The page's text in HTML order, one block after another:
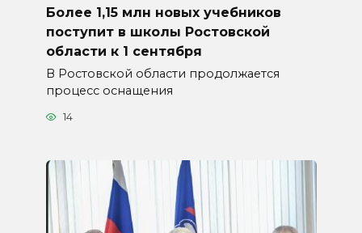
Более 1,15 млн новых учебников
поступит в школы Ростовской
области к 1 сентября
В Ростовской области продолжается
процесс оснащения
14